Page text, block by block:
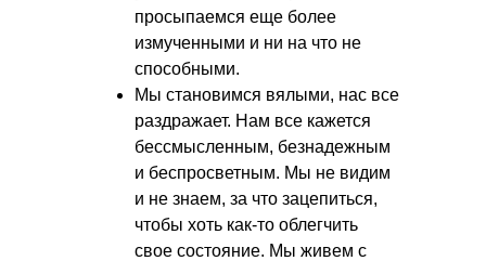
просыпаемся еще более
измученными и ни на что не
способными.
Мы становимся вялыми, нас все
раздражает. Нам все кажется
бессмысленным, безнадежным
и беспросветным. Мы не видим
и не знаем, за что зацепиться,
чтобы хоть как-то облегчить
свое состояние. Мы живем с